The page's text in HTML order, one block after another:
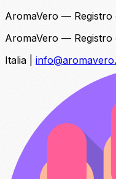
AromaVero — Registro
AromaVero — Registro
Italia